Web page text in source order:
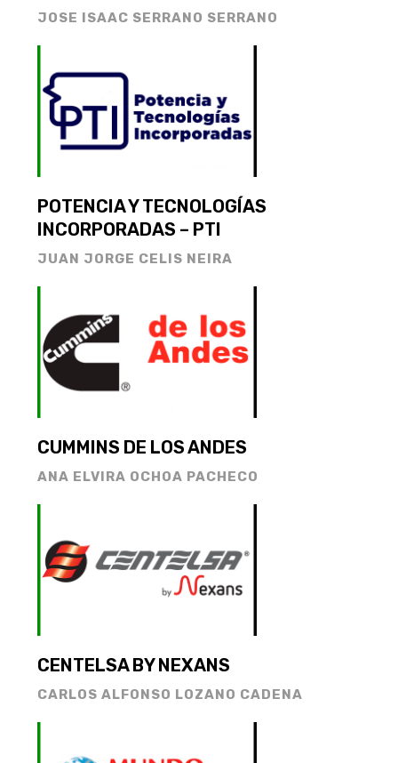
JOSE ISAAC SERRANO SERRANO
POTENCIA Y TECNOLOGÍAS
INCORPORADAS – PTI
JUAN JORGE CELIS NEIRA
CUMMINS DE LOS ANDES
ANA ELVIRA OCHOA PACHECO
CENTELSA BY NEXANS
CARLOS ALFONSO LOZANO CADENA